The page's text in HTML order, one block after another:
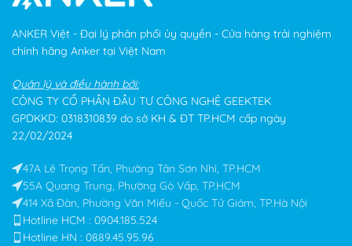
ANKER Việt - Đại lý phân phối ủy quyền - Cửa hàng trải nghiệm
chính hãng Anker tại Việt Nam
Quản lý và điều hành bởi:
CÔNG TY CỔ PHẦN ĐẦU TƯ CÔNG NGHỆ GEEKTEK
GPDKKD: 0318310839 do sở KH & ĐT TP.HCM cấp ngày
22/02/2024
47A Lê Trọng Tấn, Phường Tân Sơn Nhì, TP.HCM
55A Quang Trung, Phường Gò Vấp, TP.HCM
414 Xã Đàn, Phường Văn Miếu - Quốc Tử Giám, TP.Hà Nội
Hotline HCM : 0904.185.524
Hotline HN : 0889.45.95.96